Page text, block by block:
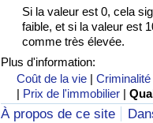
Si la valeur est 0, cela
faible, et si la valeur est
comme très élevée.
Plus d'information:
Coût de la vie |Criminalité
| Prix de l'immobilier |
À propos de ce site
Indice des soins de
Indice des soins de
Indice des soins de